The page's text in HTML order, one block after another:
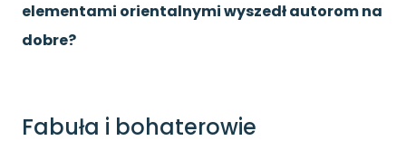
elementami orientalnymi wyszedł autorom na
dobre?
Fabuła i bohaterowie